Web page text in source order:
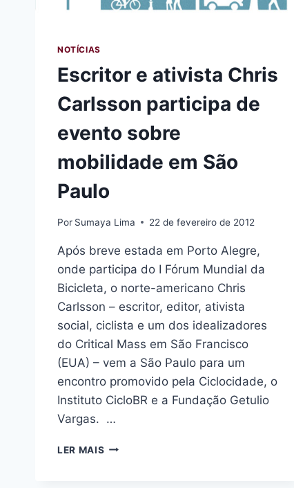
NOTÍCIAS
Escritor e ativista Chris
Carlsson participa de
evento sobre
mobilidade em São
Paulo
Por Sumaya Lima 22 de fevereiro de 2012
Após breve estada em Porto Alegre,
onde participa do I Fórum Mundial da
Bicicleta, o norte-americano Chris
Carlsson – escritor, editor, ativista
social, ciclista e um dos idealizadores
do Critical Mass em São Francisco
(EUA) – vem a São Paulo para um
encontro promovido pela Ciclocidade, o
Instituto CicloBR e a Fundação Getulio
Vargas. …
LER MAIS ESCRITOR